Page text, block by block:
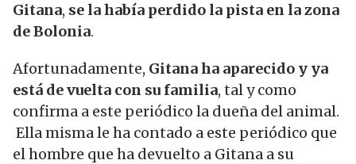
Gitana, se la había perdido la pista en la zona
de Bolonia.
Afortunadamente, Gitana ha aparecido y ya
está de vuelta con su familia, tal y como
confirma a este periódico la dueña del animal.
Ella misma le ha contado a este periódico que
el hombre que ha devuelto a Gitana a su